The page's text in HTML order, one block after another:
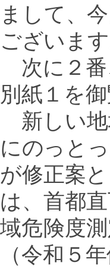
まして、
ございます
次に２番
別紙１を
新しい地
にのっと
が修正案
は、首都
域危険度
（令和５